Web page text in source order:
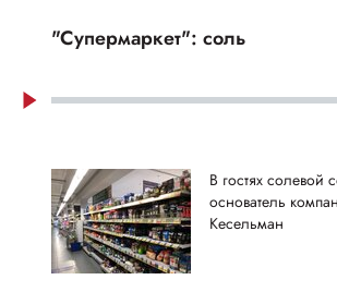
"Супермаркет": соль
В гостях солевой
основатель
Кесельман